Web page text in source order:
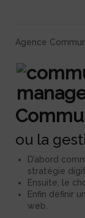
Agence
ou la
D’abord
stratégie
Ensuite, le
Enfin définir
web.